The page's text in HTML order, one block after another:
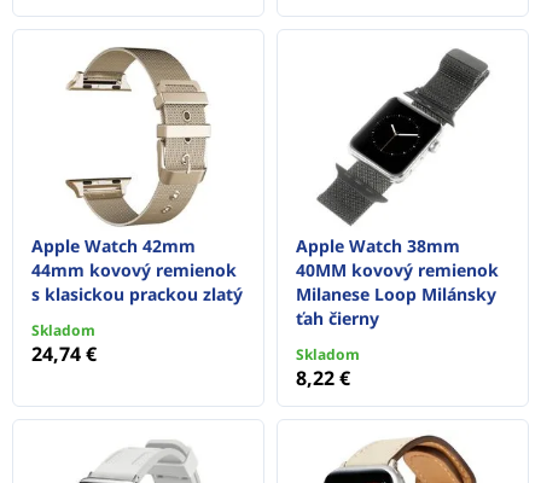
Apple Watch 42mm
44mm kovový remienok
s klasickou prackou zlatý
Skladom
24,74 €
Apple Watch 38mm
40MM kovový remienok
Milanese Loop Milánsky
ťah čierny
Skladom
8,22 €